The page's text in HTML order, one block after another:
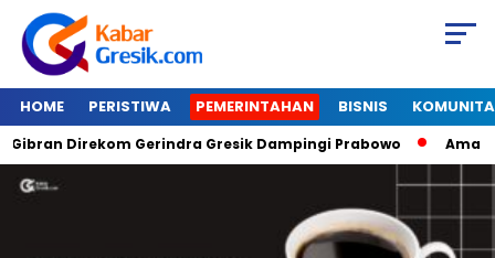
HOME PERISTIWA PEMERINTAHAN BISNIS
Direkom Gerindra Gresik Dampingi Prabowo Amazon